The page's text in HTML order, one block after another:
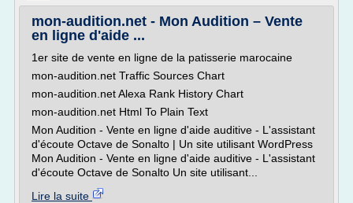
mon-audition.net - Mon Audition – Vente
en ligne d'aide ...
1er site de vente en ligne de la patisserie marocaine
mon-audition.net Traffic Sources Chart
mon-audition.net Alexa Rank History Chart
mon-audition.net Html To Plain Text
Mon Audition - Vente en ligne d'aide auditive - L'assistant
d'écoute Octave de Sonalto | Un site utilisant WordPress
Mon Audition - Vente en ligne d'aide auditive - L'assistant
d'écoute Octave de Sonalto Un site utilisant...
Lire la suite